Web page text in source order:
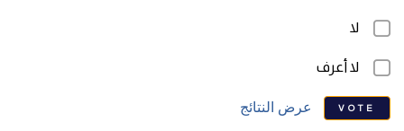
لا
لا أعرف
VOTE عرض النتائج